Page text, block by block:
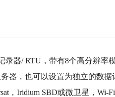
录器/ RTU，带有8个高分辨率
器，也可以设置为独立的数据
，Iridium SBD或微卫星，